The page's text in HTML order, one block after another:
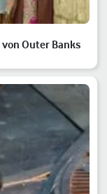
Outer Banks